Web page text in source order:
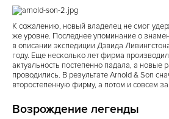
К сожалению, новый владелец не смог
же уровне. Последнее упоминание о
в описании экспедиции Дэвида
году. Еще несколько лет фирма
актуальность постепенно падала, а новые
проводились. В результате Arnold & Son
второстепенную фирму, а потом и совсем
Возрождение легенды